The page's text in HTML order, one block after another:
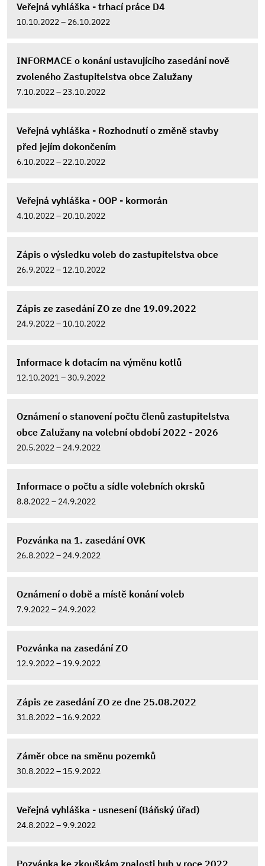
Veřejná vyhláška - trhací práce D4
10.10.2022 – 26.10.2022
INFORMACE o konání ustavujícího zasedání nově
zvoleného Zastupitelstva obce Zalužany
7.10.2022 – 23.10.2022
Veřejná vyhláška - Rozhodnutí o změně stavby
před jejím dokončením
6.10.2022 – 22.10.2022
Veřejná vyhláška - OOP - kormorán
4.10.2022 – 20.10.2022
Zápis o výsledku voleb do zastupitelstva obce
26.9.2022 – 12.10.2022
Zápis ze zasedání ZO ze dne 19.09.2022
24.9.2022 – 10.10.2022
Informace k dotacím na výměnu kotlů
12.10.2021 – 30.9.2022
Oznámení o stanovení počtu členů zastupitelstva
obce Zalužany na volební období 2022 - 2026
20.5.2022 – 24.9.2022
Informace o počtu a sídle volebních okrsků
8.8.2022 – 24.9.2022
Pozvánka na 1. zasedání OVK
26.8.2022 – 24.9.2022
Oznámení o době a místě konání voleb
7.9.2022 – 24.9.2022
Pozvánka na zasedání ZO
12.9.2022 – 19.9.2022
Zápis ze zasedání ZO ze dne 25.08.2022
31.8.2022 – 16.9.2022
Záměr obce na směnu pozemků
30.8.2022 – 15.9.2022
Veřejná vyhláška - usnesení (Báňský úřad)
24.8.2022 – 9.9.2022
Pozvánka ke zkouškám znalosti hub v roce 2022